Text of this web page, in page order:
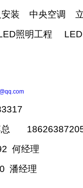
安装 中央空调
工程 LED
总
何经理
潘经理